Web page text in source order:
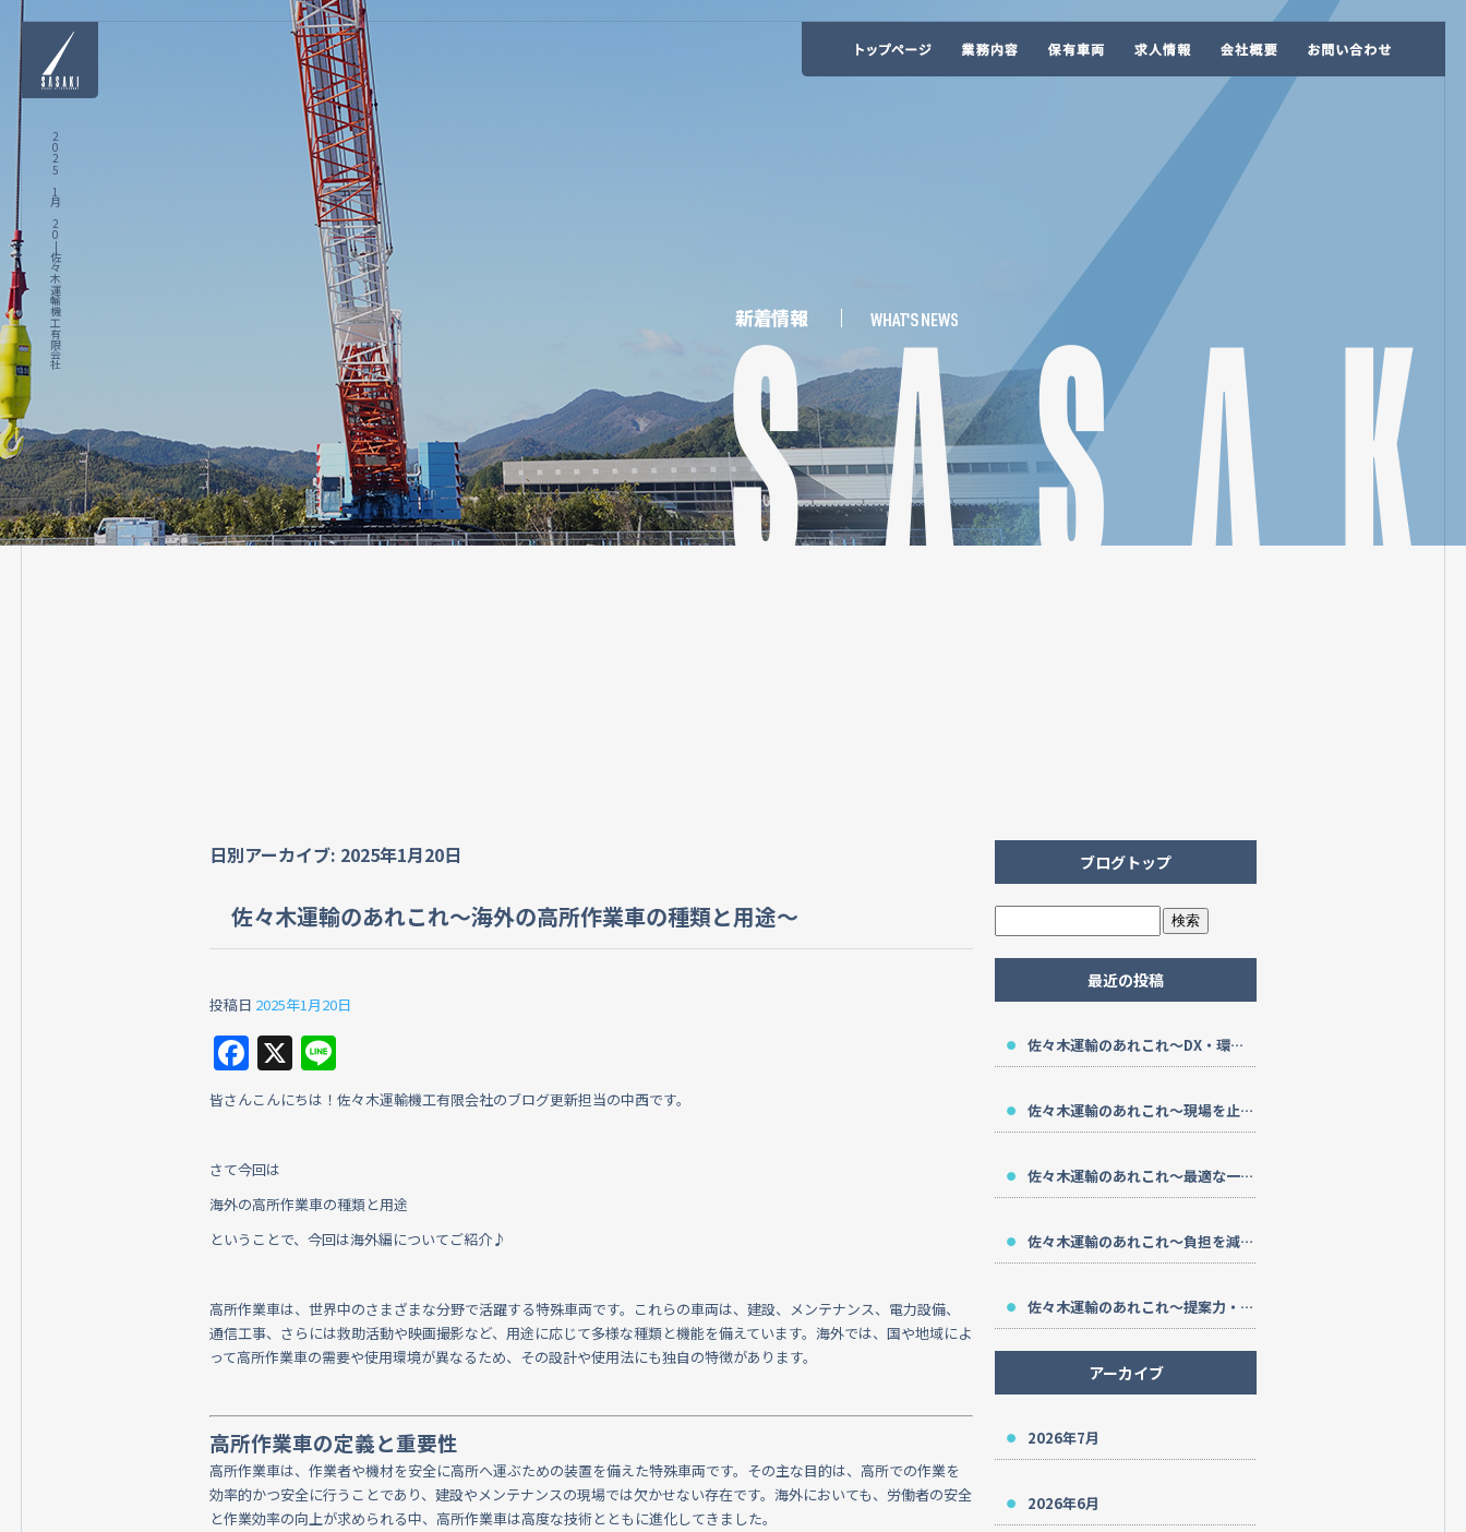
2025 1月 20|佐々木運輸機工有限会社
日別アーカイブ: 2025年1月20日
佐々木運輸のあれこれ～海外の高所作業車の種類と用途～
投稿日 2025年1月20日
F
a
e
b
o
k
X
n
e
皆さんこんにちは！佐々木運輸機工有限会社のブログ更新担当の中西です。
さて今回は
海外の高所作業車の種類と用途
ということで、今回は海外編についてご紹介♪
高所作業車は、世界中のさまざまな分野で活躍する特殊車両です。これらの車両は、建設、メンテナンス、電力設備、
通信工事、さらには救助活動や映画撮影など、用途に応じて多様な種類と機能を備えています。海外では、国や地域によ
って高所作業車の需要や使用環境が異なるため、その設計や使用法にも独自の特徴があります。
高所作業車の定義と重要性
高所作業車は、作業者や機材を安全に高所へ運ぶための装置を備えた特殊車両です。その主な目的は、高所での作業を
効率的かつ安全に行うことであり、建設やメンテナンスの現場では欠かせない存在です。海外においても、労働者の安全
と作業効率の向上が求められる中、高所作業車は高度な技術とともに進化してきました。
ブログトップ
最近の投稿
佐々木運輸のあれこれ～DX・環境対応・長期支援～
佐々木運輸のあれこれ～現場を止めない～
佐々木運輸のあれこれ～最適な一台を～
佐々木運輸のあれこれ～負担を減らす～
佐々木運輸のあれこれ～提案力・安全性・サポート～
アーカイブ
2026年7月
2026年6月